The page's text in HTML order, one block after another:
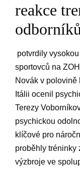
reakce
odborníků
potvrdily
sportovců ‍na
Novák v polovině
‌Itálii ocenil
⁣Terezy
psychickou
klíčové pro
proběhly tréninky
výzbroje ‌ve